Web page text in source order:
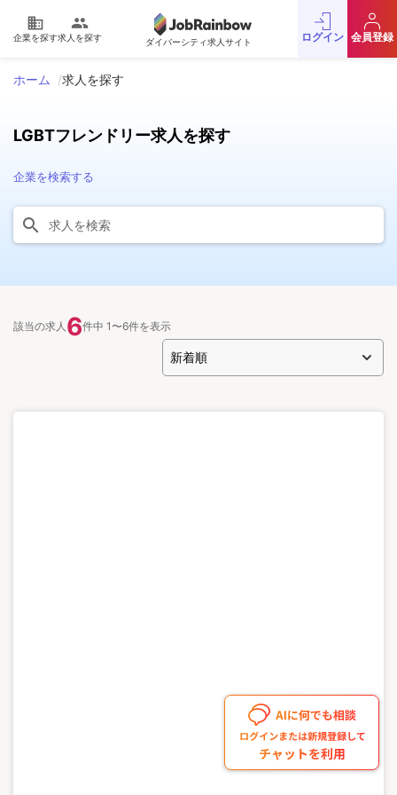
domain
企業を探す
people
求人を探す ダイバーシティ求人サイト ログイン 会員登録
ホーム 求人を探す
LGBTフレンドリー求人を探す
企業を検索する
該当の求人 6件中 1〜6件を表示